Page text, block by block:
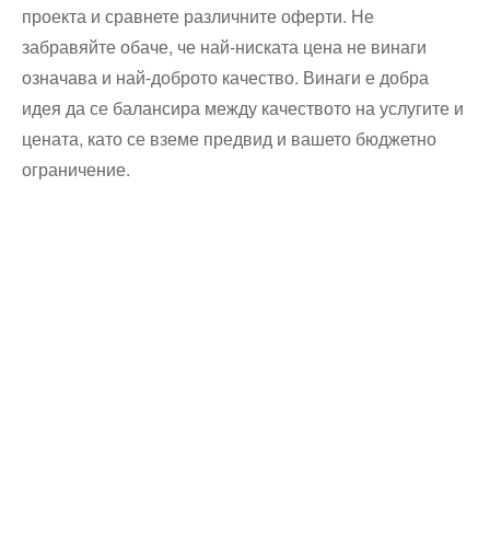
проекта и сравнете различните оферти. Не
забравяйте обаче, че най-ниската цена не винаги
означава и най-доброто качество. Винаги е добра
идея да се балансира между качеството на услугите и
цената, като се вземе предвид и вашето бюджетно
ограничение.